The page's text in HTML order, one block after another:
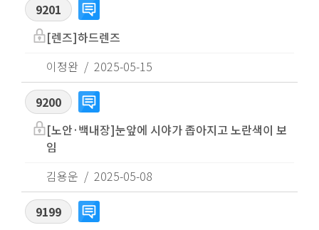
9201
[렌즈]하드렌즈
이정완
2025-05-15
9200
[노안·백내장]눈앞에 시야가 좁아지고 노란색이 보
임
김용운
2025-05-08
9199